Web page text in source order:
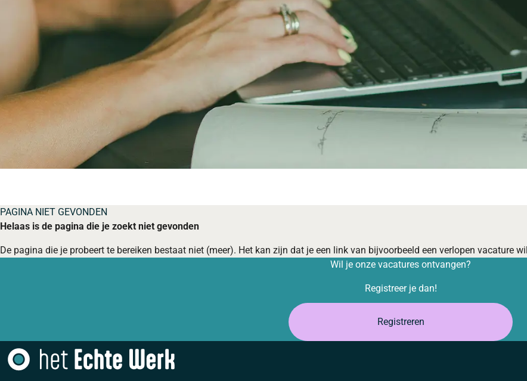
PAGINA NIET GEVONDEN
Helaas is de pagina die je zoekt niet gevonden
De pagina die je probeert te bereiken bestaat niet (meer). Het kan zijn dat je een link van bijvoorbeeld een verlopen vacature
Wil je onze vacatures ontvangen?
Registreer je dan!
Registreren